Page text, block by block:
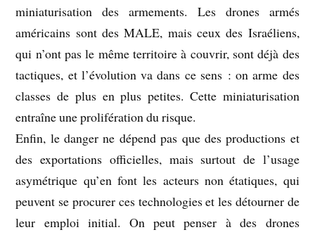
miniaturisation des armements. Les drones armés
américains sont des MALE, mais ceux des Israéliens,
qui n’ont pas le même territoire à couvrir, sont déjà des
tactiques, et l’évolution va dans ce sens : on arme des
classes de plus en plus petites. Cette miniaturisation
entraîne une prolifération du risque.
Enfin, le danger ne dépend pas que des productions et
des exportations officielles, mais surtout de l’usage
asymétrique qu’en font les acteurs non étatiques, qui
peuvent se procurer ces technologies et les détourner de
leur emploi initial. On peut penser à des drones